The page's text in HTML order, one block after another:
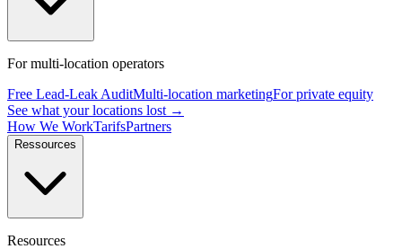
For multi-location operators
Free Lead-Leak AuditMulti-location marketingFor private equity
See what your locations lost →
How We WorkTarifsPartners
Ressources
Resources